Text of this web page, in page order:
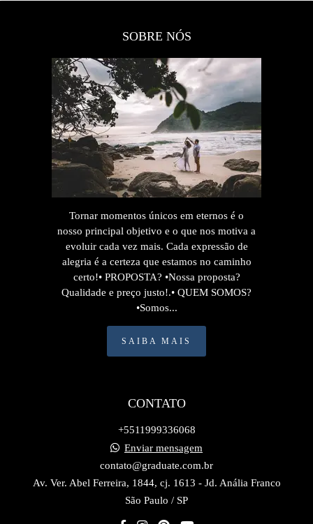
SOBRE NÓS
Tornar momentos únicos em eternos é o
nosso principal objetivo e o que nos motiva a
evoluir cada vez mais. Cada expressão de
alegria é a certeza que estamos no caminho
certo!• PROPOSTA? •Nossa proposta?
Qualidade e preço justo!.• QUEM SOMOS?
•Somos...
SAIBA MAIS
CONTATO
+5511999336068
Enviar mensagem
contato@graduate.com.br
Av. Ver. Abel Ferreira, 1844, cj. 1613 - Jd. Anália Franco
São Paulo / SP